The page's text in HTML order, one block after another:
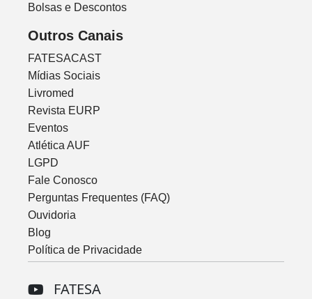
Bolsas e Descontos
Outros Canais
FATESACAST
Mídias Sociais
Livromed
Revista EURP
Eventos
Atlética AUF
LGPD
Fale Conosco
Perguntas Frequentes (FAQ)
Ouvidoria
Blog
Política de Privacidade
FATESA